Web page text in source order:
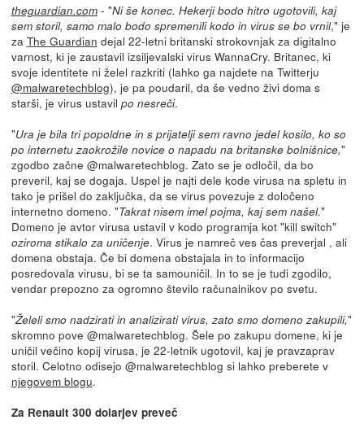
theguardian.com- "Ni še konec. Hekerji bodo hitro ugotovili, kaj
sem storil, samo malo bodo spremenili kodo in virus se bo vrnil," je
za The Guardian dejal 22-letni britanski strokovnjak za digitalno
varnost, ki je zaustavil izsiljevalski virus WannaCry. Britanec, ki
svoje identitete ni želel razkriti (lahko ga najdete na Twitterju
@malwaretechblog), je pa poudaril, da še vedno živi doma s
starši, je virus ustavil po nesreči.
"Ura je bila tri popoldne in s prijatelji sem ravno jedel kosilo, ko so
po internetu zaokrožile novice o napadu na britanske bolnišnice,"
zgodbo začne @malwaretechblog. Zato se je odločil, da bo
preveril, kaj se dogaja. Uspel je najti dele kode virusa na spletu in
tako je prišel do zaključka, da se virus povezuje z določeno
internetno domeno. "Takrat nisem imel pojma, kaj sem našel."
Domeno je avtor virusa ustavil v kodo programja kot "kill switch"
oziroma stikalo za uničenje. Virus je namreč ves čas preverjal , ali
domena obstaja. Če bi domena obstajala in to informacijo
posredovala virusu, bi se ta samouničil. In to se je tudi zgodilo,
vendar prepozno za ogromno število računalnikov po svetu.
"Želeli smo nadzirati in analizirati virus, zato smo domeno zakupili,"
skromno pove @malwaretechblog. Šele po zakupu domene, ki je
uničil večino kopij virusa, je 22-letnik ugotovil, kaj je pravzaprav
storil. Celotno odisejo @malwaretechblog si lahko preberete v
njegovem blogu.
Za Renault 300 dolarjev preveč